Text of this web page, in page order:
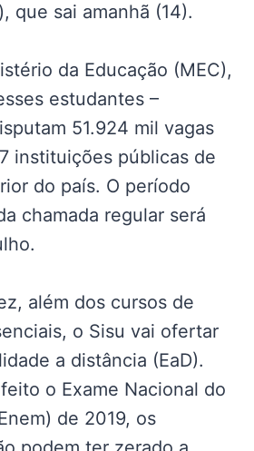
que sai amanhã (14).
da Educação (MEC),
estudantes –
51.924 mil vagas
instituições públicas de
do país. O período
chamada regular será
além dos cursos de
o Sisu vai ofertar
a distância (EaD).
o Exame Nacional do
de 2019, os